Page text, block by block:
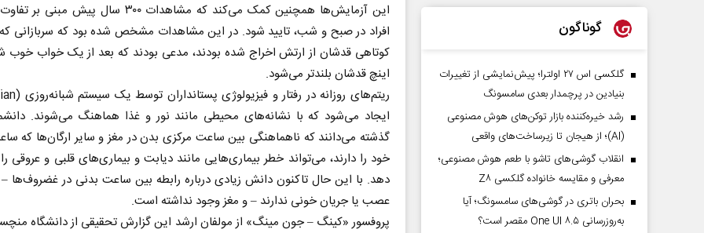
این آزمایش‌ها همچنین کمک می‌کند که مشاهدات ۳۰۰ سال پیش
افراد در صبح و شب، تایید شود. در این مشاهدات مشخص شده بود که سربازانی
کوتاهی قدشان از ارتش اخراج شده بودند، مدعی بودند که بعد از یک خواب خوب
اینچ قدشان بلندتر می‌شود.
ایجاد می‌شود که با نشانه‌های محیطی مانند نور و غذا هماهنگ می‌شوند.
گذشته می‌دانند که ناهماهنگی بین ساعت مرکزی بدن در مغز و سایر ارگان‌ها که
خود را دارند، می‌تواند خطر بیماری‌هایی مانند دیابت و بیماری‌های قلبی و عروقی
دهد. با این حال تاکنون دانش زیادی درباره رابطه بین ساعت بدنی در غضروف‌ها
عصب یا جریان خونی ندارند – و مغز وجود نداشته است.
پروفسور «کینگ – جون مینگ» از مولفان ارشد این گزارش تحقیقی از دانشگاه
گوناگون
گلکسی اس ۲۷ اولترا؛ پیش‌نمایشی از تغییرات
بنیادین در پرچمدار بعدی سامسونگ
رشد خیره‌کننده بازار توکن‌های هوش مصنوعی
(AI)؛ از هیجان تا زیرساخت‌های واقعی
انقلاب گوشی‌های تاشو‌ با طعم هوش مصنوعی؛
معرفی و مقایسه خانواده گلکسی Z۸
بحران باتری در گوشی‌های سامسونگ؛ آیا
به‌روزرسانی One UI ۸.۵ مقصر است؟